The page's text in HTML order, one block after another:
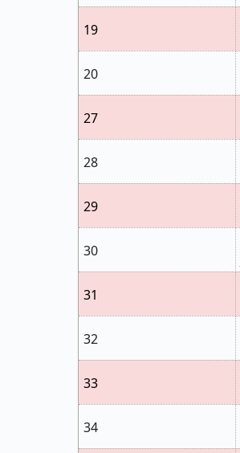
19
20
27
28
29
30
31
32
33
34